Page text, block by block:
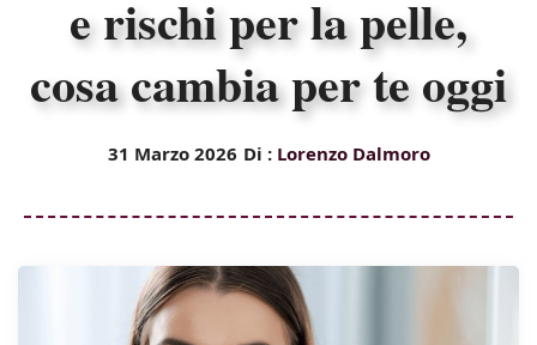
e rischi per la pelle,
cosa cambia per te oggi
31 Marzo 2026 Di : Lorenzo Dalmoro